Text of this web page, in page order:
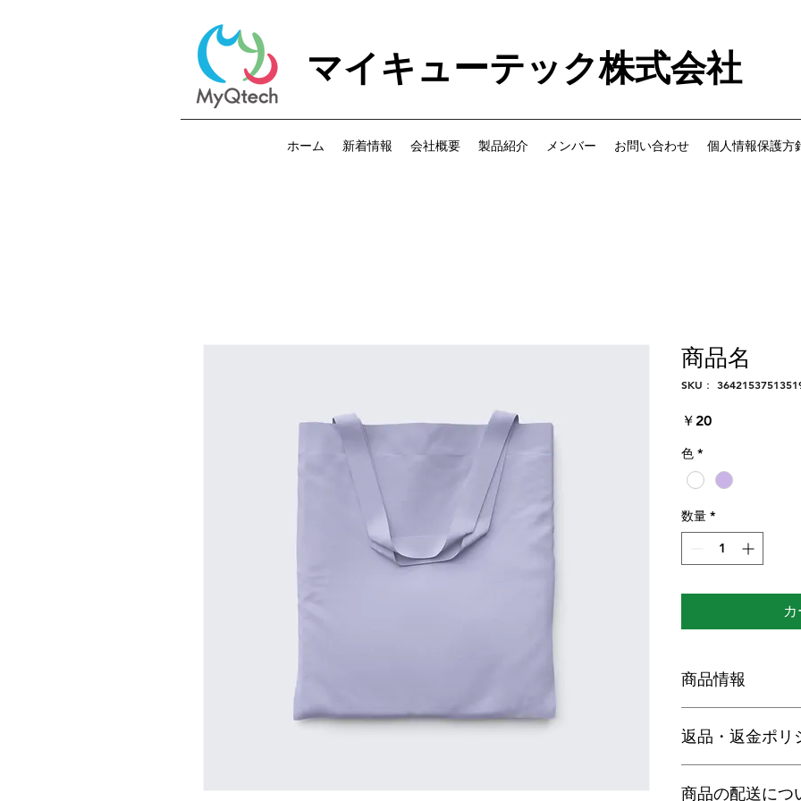
マイキューテック株式会社
ホーム 新着情報 会社概要 製品紹介 メンバー お問い合わせ 個人情報保護方
商品名
SKU：
￥20価
色 *
数量 *
商品情報
明に加え、商品の特
返品・返金ポリ
満足しなかった場合
商品の配送につ